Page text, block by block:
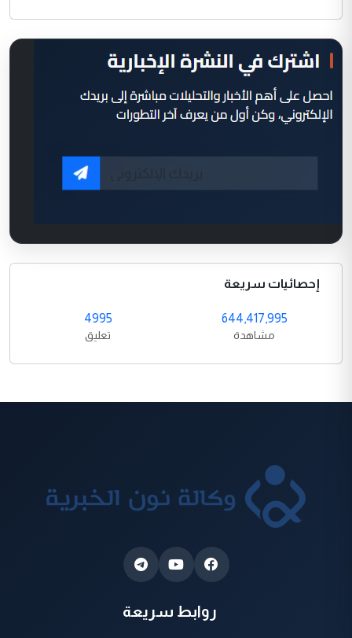
إحصائيات سريعة
644,417,995
مشاهدة
4995
تعليق
روابط سريعة